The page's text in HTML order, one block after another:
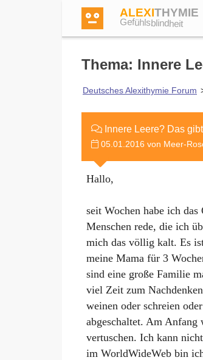
ALEXITHYMIE
Gefühlsblindheit
Test
Forum
Thema: Innere
Deutsches Alexithymie Forum
Innere Leere? Das
05.01.2016 von Meer-
Hallo,
seit Wochen habe ich
Menschen rede, die ich
mich das völlig kalt. Es
meine Mama für 3
sind eine große Familie
viel Zeit zum
weinen oder schreien
abgeschaltet. Am Anfang
vertuschen. Ich kann
im WorldWideWeb bin